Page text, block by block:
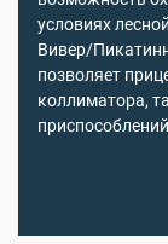
условиях
Вивер/
позволяет
коллиматора,